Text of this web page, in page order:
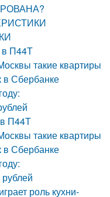
в П44Т
такие квартиры
в Сбербанке
П44Т
такие квартиры
в Сбербанке
роль кухни-